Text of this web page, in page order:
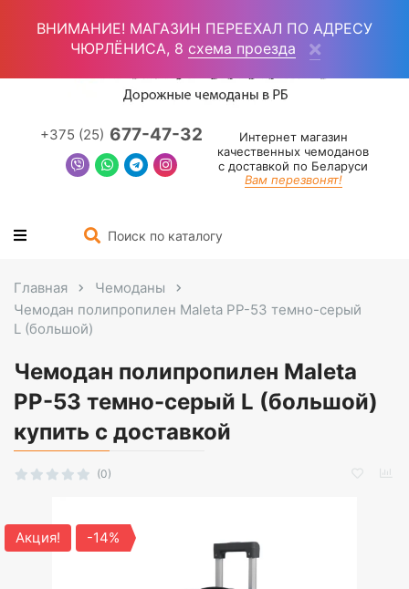
+375 (25) 677-47-32
Интернет магазин
качественных чемоданов
с доставкой по Беларуси
Вам перезвонят!
Главная
Чемоданы
Чемодан полипропилен Maleta PP-53 темно-серый
L (большой)
Чемодан полипропилен Maleta
PP-53 темно-серый L (большой)
купить с доставкой
(0)
Акция! -14%
ВНИМАНИЕ! МАГАЗИН ПЕРЕЕХАЛ ПО АДРЕСУ
ЧЮРЛЁНИСА, 8 схема проезда